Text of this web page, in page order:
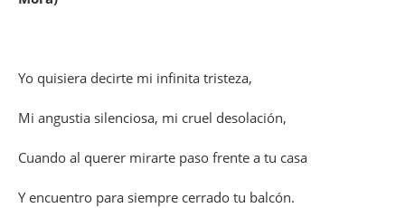
Yo quisiera decirte mi infinita tristeza,
Mi angustia silenciosa, mi cruel desolación,
Cuando al querer mirarte paso frente a tu casa
Y encuentro para siempre cerrado tu balcón.